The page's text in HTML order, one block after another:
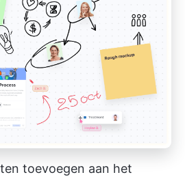
toevoegen aan het